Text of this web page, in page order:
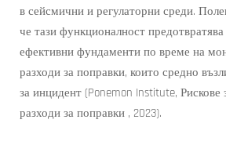
в сейсмични и регулаторни среди.
че тази функционалност
ефективни фундаменти по време на
разходи за поправки, които средно
за инцидент (Ponemon Institute, Рискове
разходи за поправки , 2023).